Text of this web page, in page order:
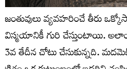
జంతువులు వ్యవహరించే తీరు
విస్మయానికీ గురి చేస్తుంటాయి.
3వ తేదీన చోటు చేసుకున్నది.